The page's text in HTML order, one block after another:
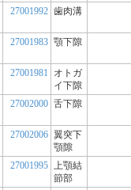
27001992 歯肉溝
27001983 顎下隙
27001981
オトガ
イ下隙
27002000 舌下隙
27002006 翼突下
顎隙
27001995 上顎結
節部